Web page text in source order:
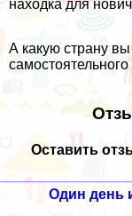
находка для
А какую страну
Оставить
Один день